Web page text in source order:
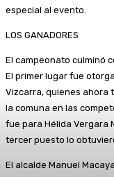
especial al evento.
LOS GANADORES
El campeonato culminó
El primer lugar fue
Vizcarra, quienes ahora
la comuna en las
fue para Hélida Vergara
tercer puesto lo
El alcalde Manuel